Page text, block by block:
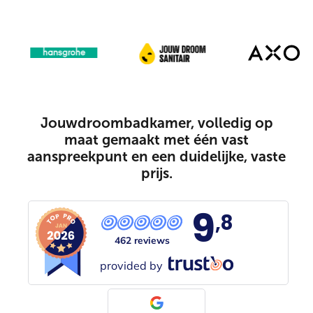
Jouwdroombadkamer, volledig op
maat gemaakt met één vast
aanspreekpunt en een duidelijke, vaste
prijs.
462 reviews 9,8
provided by